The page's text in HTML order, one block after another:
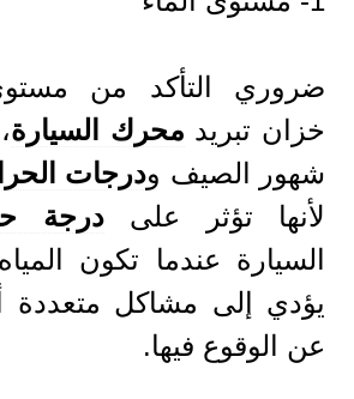
ضروري التأكد من
خزان تبريد محرك السيارة
شهور الصيف ودرجات
لأنها تؤثر علىدرجة
السيارة عندما تكون
يؤدي إلى مشاكل
عن الوقوع فيها.